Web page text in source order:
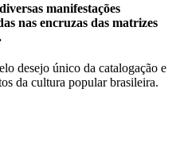
manifestações
nas encruzas das matrizes
desejo único da catalogação e
da cultura popular brasileira.